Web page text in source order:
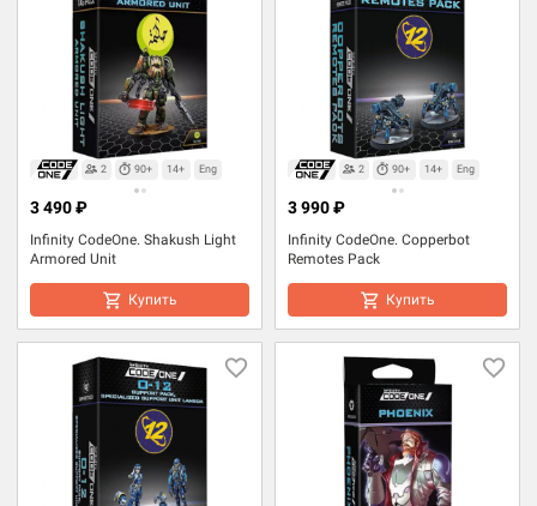
2 90+ 14+ Eng
Infinity CodeOne. Shakush Light
Armored Unit
3 490 ₽
Купить
2 90+ 14+ Eng
Infinity CodeOne. Copperbot
Remotes Pack
3 990 ₽
Купить